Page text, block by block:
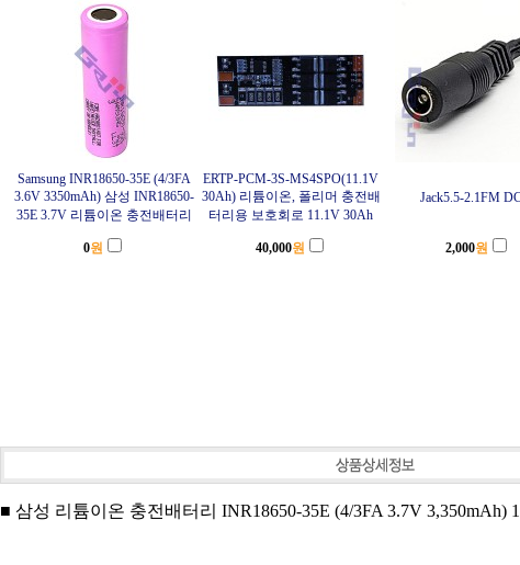
Samsung INR18650-35E (4/3FA
3.6V 3350mAh) 삼성 INR18650-
35E 3.7V 리튬이온 충전배터리
ERTP-PCM-3S-MS4SPO(11.1V
30Ah) 리튬이온, 폴리머 충전배
터리용 보호회로 11.1V 30Ah
Jack5.5-2.1FM
0원 40,000원 2,000원
■ 삼성 리튬이온 충전배터리 INR18650-35E (4/3FA 3.7V 3,350mAh)